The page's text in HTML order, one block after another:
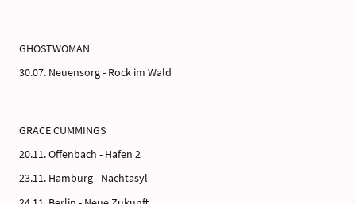
GHOSTWOMAN
30.07. Neuensorg - Rock im Wald
GRACE CUMMINGS
20.11. Offenbach - Hafen 2
23.11. Hamburg - Nachtasyl